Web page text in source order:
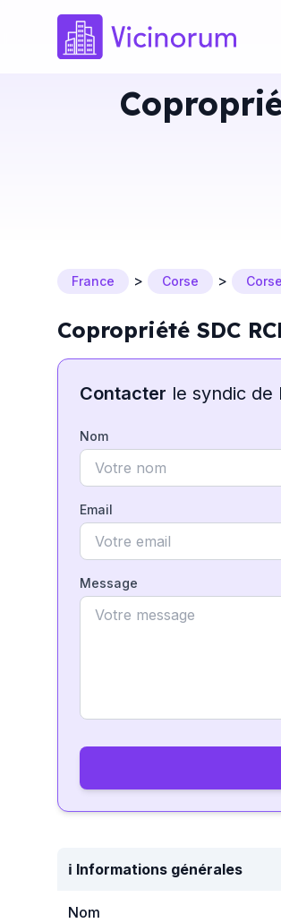
France > Corse >
Copropriété SDC
Contacter le syndic
Nom
Email
Message
ℹ️ Informations générales
Nom